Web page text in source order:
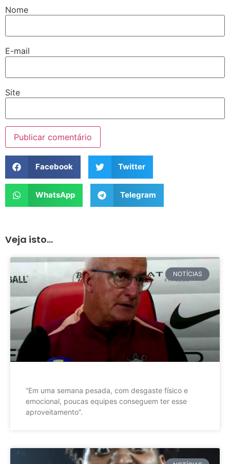
Nome
E-mail
Site
Facebook Twitter
WhatsApp Telegram
Veja isto...
NOTÍCIAS
”Em uma semana pesada, com desgaste físico e
emocional, poucas equipes conseguem ter esse
aproveitamento”.